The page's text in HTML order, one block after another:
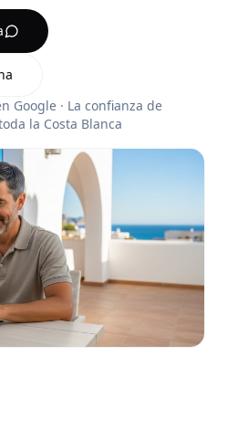
Google · La confianza de
la Costa Blanca